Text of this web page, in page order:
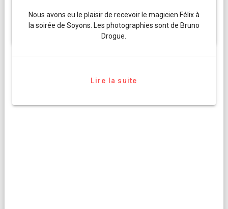
Lire la suite
Nous avons eu le plaisir de recevoir le magicien Félix à
la soirée de Soyons. Les photographies sont de Bruno
Drogue.
Lire la suite